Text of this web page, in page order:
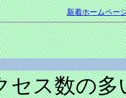
新着ホームペー
ス数の多